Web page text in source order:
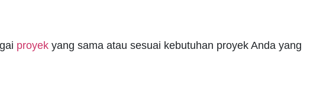
proyek yang sama atau sesuai kebutuhan proyek Anda yang